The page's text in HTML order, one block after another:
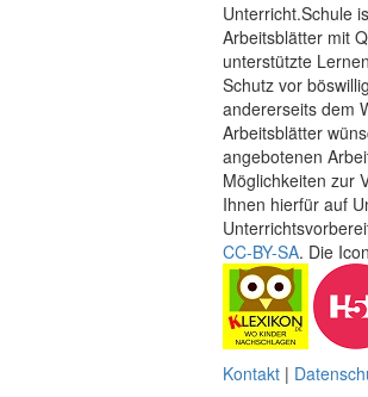
Unterricht.Schule
Arbeitsblätter mit
unterstützte
Schutz vor
andererseits dem
Arbeitsblätter
angebotenen
Möglichkeiten zur
Ihnen hierfür auf
CC-BY-SA. Die
Kontakt |